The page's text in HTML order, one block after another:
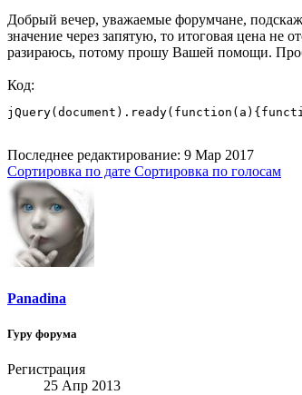
Добрый вечер, уважаемые форумчане,
значение через запятую, то итоговая цена не
разираюсь, потому прошу Вашей помощи.
Код:
Последнее редактирование: 9 Мар 2017
Сортировка по дате Сортировка по голосам
Panadina
Гуру форума
Регистрация
25 Апр 2013